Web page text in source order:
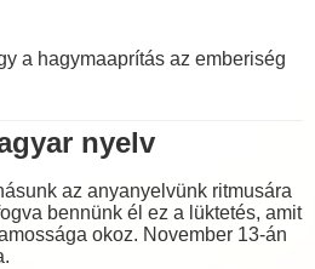
a hagymaaprítás az emberiség
nyelv
az anyanyelvünk ritmusára
bennünk él ez a lüktetés, amit
okoz. November 13-án